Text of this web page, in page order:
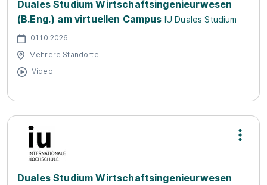
Duales Studium Wirtschaftsingenieurwesen
(B.Eng.) am virtuellen Campus IU Duales Studium
01.10.2026
Mehrere Standorte
Video
Duales Studium Wirtschaftsingenieurwesen